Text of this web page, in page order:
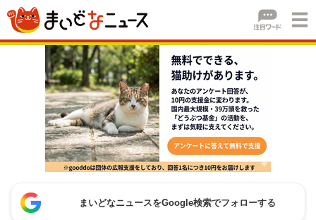
まいどなニュースをGoogle検索でフォローする